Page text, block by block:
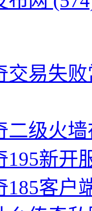
交易失
二级火
195新开
185客户